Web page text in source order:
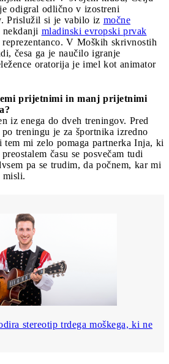
odigral odlično v izostreni
Prislužil si je vabilo iz močne
nekdanji mladinski evropski prvak
V Moških skrivnostih
česa ga je naučilo igranje
oratorija je imel kot animator
prijetnimi in manj prijetnimi
iz enega do dveh treningov. Pred
treningu je za športnika izredno
tem mi zelo pomaga partnerka Inja, ki
času se posvečam tudi
pa se trudim, da počnem, kar mi
misli.
stereotip trdega moškega, ki ne